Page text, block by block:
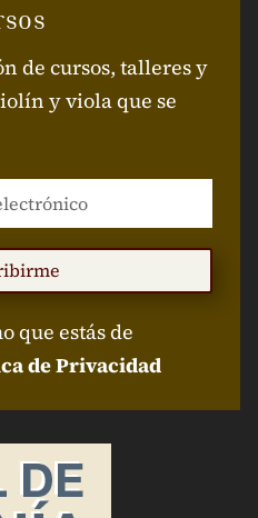
de cursos, talleres y
y viola que se
que estás de
de Privacidad